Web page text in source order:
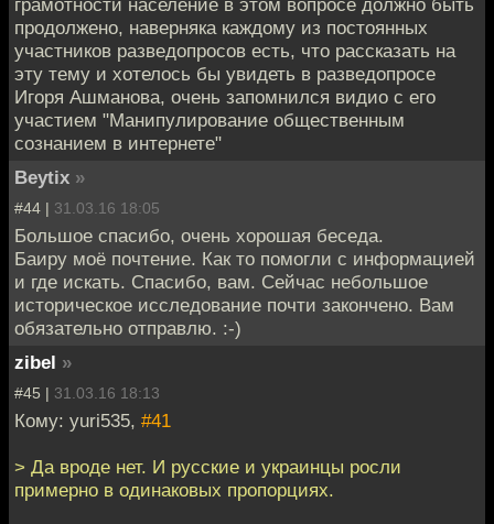
грамотности население в этом вопросе должно быть
продолжено, наверняка каждому из постоянных
участников разведопросов есть, что рассказать на
эту тему и хотелось бы увидеть в разведопросе
Игоря Ашманова, очень запомнился видио с его
участием "Манипулирование общественным
сознанием в интернете"
Beytix »
#44 | 31.03.16 18:05
Большое спасибо, очень хорошая беседа.
Баиру моё почтение. Как то помогли с информацией
и где искать. Спасибо, вам. Сейчас небольшое
историческое исследование почти закончено. Вам
обязательно отправлю. :-)
zibel »
#45 | 31.03.16 18:13
Кому: yuri535, #41
> Да вроде нет. И русские и украинцы росли
примерно в одинаковых пропорциях.